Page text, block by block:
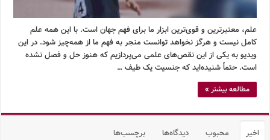
علم، معتبرترین و قوی‌ترین ابزار ما برای فهم جهان است. با این همه علم
کامل نیست و هرگز نخواهد توانست منجر به فهم ما از همه‌چیز شود. در این
ویدیو به یکی از این نقص‌های علمی می‌پردازیم که هنوز حل و فصل نشده
است. حتماً شنیده‌اید که جنسیت یک طیف …
مطالعه بیشتر »
اخیر محبوب دیدگاه‌ها برچسب‌ها